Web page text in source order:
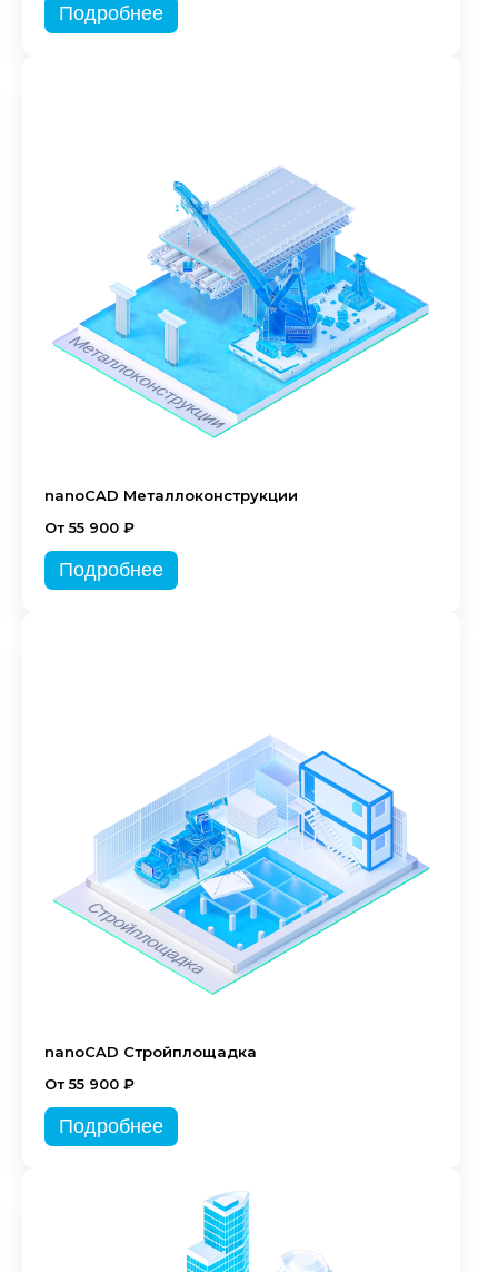
Подробнее
nanoCAD Металлоконструкции
От 55 900 ₽
Подробнее
nanoCAD Стройплощадка
От 55 900 ₽
Подробнее